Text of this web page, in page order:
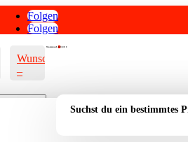
Folgen
Folgen
Wunschliste
–
Warenkorb 0 0,00 €
Suchst du ein bestimmtes